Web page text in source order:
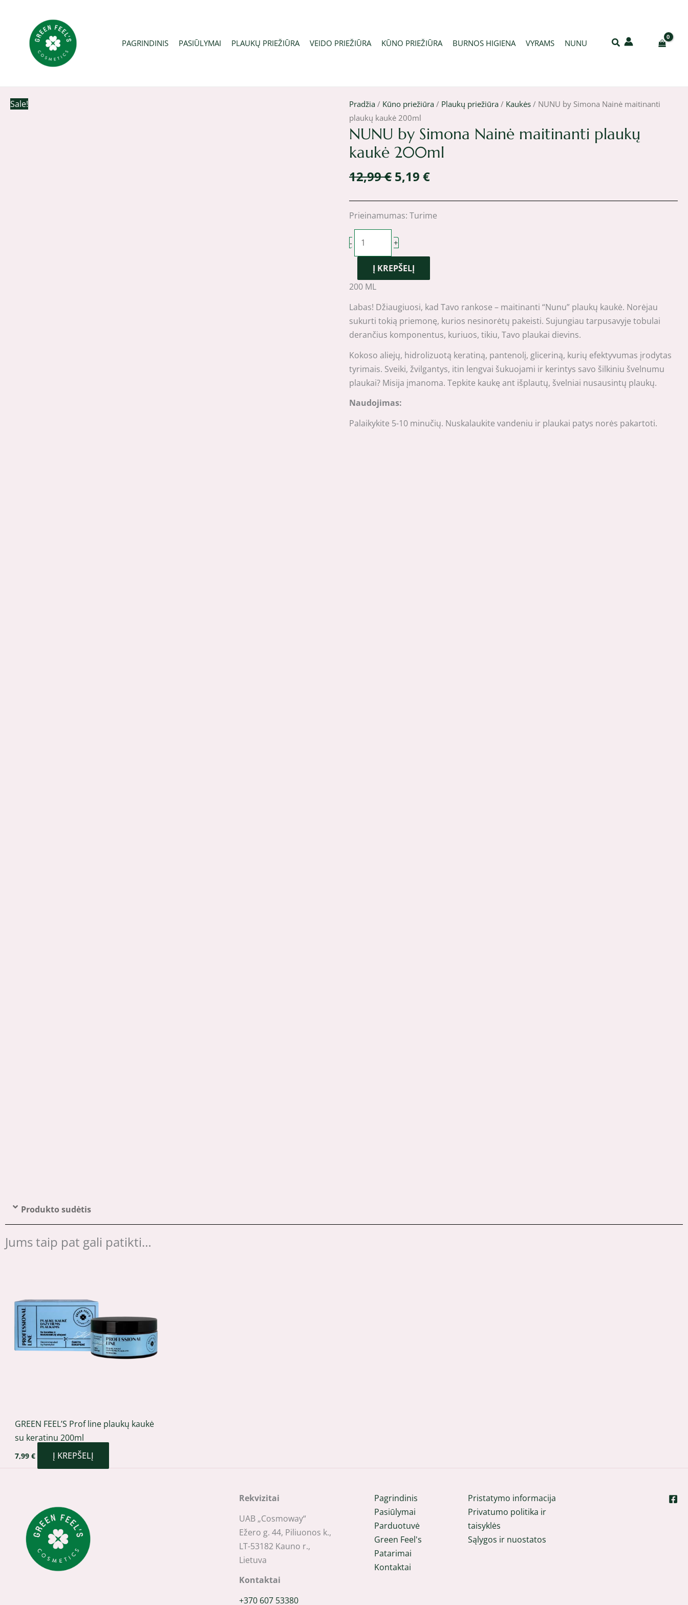
PAGRINDINIS PASIŪLYMAI PLAUKŲ PRIEŽIŪRA VEIDO PRIEŽIŪRA KŪNO PRIEŽIŪRA BURNOS HIGIENA VYRAMS NUNU
Sale! Pradžia / Kūno priežiūra / Plaukų priežiūra / Kaukės / NUNU by Simona Nainė maitinanti
plaukų kaukė 200ml
NUNU by Simona Nainė maitinanti plaukų
kaukė 200ml
12,99€ Original
was:
12,99 €.
5,19 €Current
is:
5,19 €.
Prieinamumas: Turime
-
produkto
kiekis:
NUNU
by
Simona
Nainė
plaukų
kaukė
200ml
+
Į KREPŠELĮ
200 ML
Labas! Džiaugiuosi, kad Tavo rankose – maitinanti “Nunu” plaukų kaukė. Norėjau
sukurti tokią priemonę, kurios nesinorėtų pakeisti. Sujungiau tarpusavyje tobulai
derančius komponentus, kuriuos, tikiu, Tavo plaukai dievins.
Kokoso aliejų, hidrolizuotą keratiną, pantenolį, gliceriną, kurių efektyvumas įrodytas
tyrimais. Sveiki, žvilgantys, itin lengvai šukuojami ir kerintys savo šilkiniu švelnumu
plaukai? Misija įmanoma. Tepkite kaukę ant išplautų, švelniai nusausintų plaukų.
Naudojimas:
Palaikykite 5-10 minučių. Nuskalaukite vandeniu ir plaukai patys norės pakartoti.
Produkto sudėtis
Jums taip pat gali patikti…
GREEN FEEL’S Prof line plaukų kaukė
su keratinu 200ml
7,99€ Į KREPŠELĮ
Rekvizitai
UAB „Cosmoway“
Ežero g. 44, Piliuonos k.,
LT-53182 Kauno r.,
Lietuva
Kontaktai
+370 607 53380
Pagrindinis
Pasiūlymai
Parduotuvė
Green Feel's
Patarimai
Kontaktai
Pristatymo informacija
Privatumo politika ir
taisyklės
Sąlygos ir nuostatos